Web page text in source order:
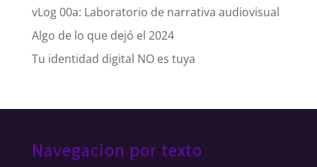
vLog 00a: Laboratorio de narrativa audiovisual
Algo de lo que dejó el 2024
Tu identidad digital NO es tuya
Navegacion por texto